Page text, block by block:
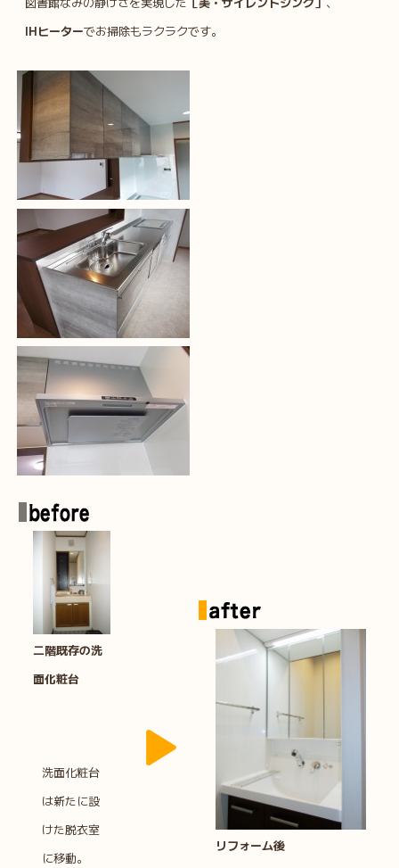
IHヒーターでお掃除もラクラクです。
二階既存の洗
面化粧台
洗面化粧台
は新たに設
けた脱衣室
に移動。
リフォーム後